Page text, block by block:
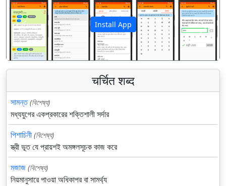
Install App
पिछला अगला
चर्चित शब्द
সামন্ত (বিশেষ্য)
মধ্যযুগের একপ্রকারের শক্তিশালী সর্দার
পিশাচিনী (বিশেষ্য)
স্ত্রী ভূত যে প্রায়শই অমঙ্গলসূচক কাজ করে
মজাজ (বিশেষ্য)
নিয়মানুসারে পাওয়া অধিকাপর বা সামর্থ্য